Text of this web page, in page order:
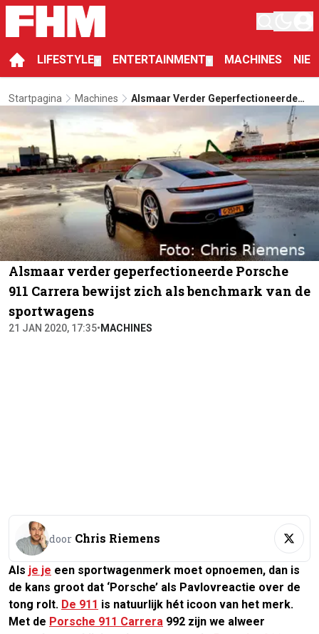
LIFESTYLE ENTERTAINMENT MACHINES
Startpagina Machines
Alsmaar Verder Geperfectioneerde
Porsche 911 Carrera Bewijst Zich Als
Benchmark Van De Sportwagens
Alsmaar verder geperfectioneerde Porsche
911 Carrera bewijst zich als benchmark van de
sportwagens
21 JAN 2020, 17:35• MACHINES
door Chris Riemens
Als je je een sportwagenmerk moet opnoemen, dan is
de kans groot dat ‘Porsche’ als Pavlovreactie over de
tong rolt. De 911 is natuurlijk hét icoon van het merk.
Met de Porsche 911 Carrera 992 zijn we alweer